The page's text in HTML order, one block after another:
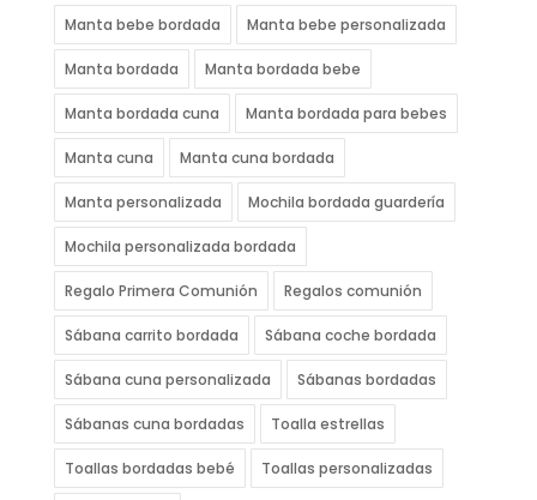
Manta bebe bordada Manta bebe personalizada
Manta bordada Manta bordada bebe
Manta bordada cuna Manta bordada para bebes
Manta cuna Manta cuna bordada
Manta personalizada Mochila bordada guardería
Mochila personalizada bordada
Regalo Primera Comunión Regalos comunión
Sábana carrito bordada Sábana coche bordada
Sábana cuna personalizada Sábanas bordadas
Sábanas cuna bordadas Toalla estrellas
Toallas bordadas bebé Toallas personalizadas